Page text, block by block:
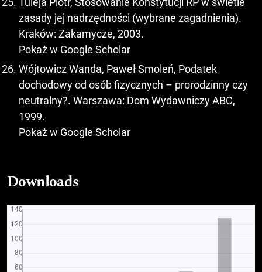
zasady jej nadrzędności (wybrane zagadnienia).
Kraków: Zakamycze, 2003.
Pokaż w Google Scholar
Wójtowicz Wanda, Paweł Smoleń, Podatek
dochodowy od osób fizycznych – prorodzinny czy
neutralny?. Warszawa: Dom Wydawniczy ABC,
1999.
Pokaż w Google Scholar
Downloads